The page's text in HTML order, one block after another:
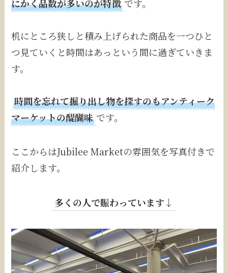
にかく品数が多いのが特徴 です。
机にところ狭しと積み上げられた商品を一つひと
つ見ていくと時間はあっという間に過ぎていきま
す。
時間を忘れて掘り出し物を探すのもアンティーク
マーケットの醍醐味 です。
ここからはJubilee Marketの雰囲気を写真付きで
紹介します。
多くの人で賑わっています↓